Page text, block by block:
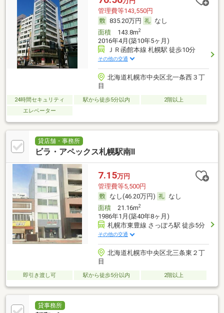
管理費等143,550円
835.20万円
なし
面積143.8m2
2016年4月(築10年5ヶ月)
ＪＲ函館本線 札幌駅 徒歩10分
その他の交通
北海道札幌市中央区北一条西３丁
目
24時間セキュリティ 駅から徒歩5分以内
2階以上
エレベーター
貸店舗・事務所
ビラ・アペックス札幌駅南Ⅱ
7.15万円
管理費等5,500円
なし(46.20万円)
なし
面積21.16m2
1986年1月(築40年8ヶ月)
札幌市東豊線 さっぽろ駅 徒歩5分
その他の交通
北海道札幌市中央区北三条東２丁
目
即引き渡し可 駅から徒歩5分以内 2階以上
貸事務所